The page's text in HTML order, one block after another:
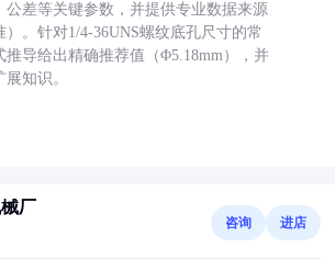
公差等关键参数，并提供专业数据来源
）。针对1/4-36UNS螺纹底孔尺寸的常
推导给出精确推荐值（Φ5.18mm），并
知识。
厂
咨询 进店